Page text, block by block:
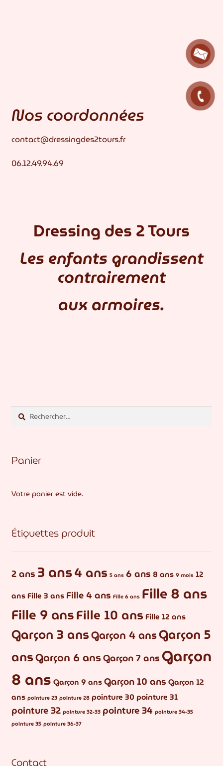
Nos coordonnées
contact@dressingdes2tours.fr
06.12.49.94.69
Dressing des 2 Tours
Les enfants grandissent
contrairement
aux armoires.
Rechercher :
Panier
Votre panier est vide.
Étiquettes produit
2 ans 3 ans4 ans 5 ans 6 ans 8 ans 9 mois 12
ansFille 3 ans Fille 4 ans Fille 6 ans Fille 8 ans
Fille 9 ansFille 10 ans Fille 12 ans
Garçon 3 ansGarçon 4 ansGarçon 5
ansGarçon 6 ansGarçon 7 ansGarçon
8 ans Garçon 9 ansGarçon 10 ans Garçon 12
ans pointure 23 pointure 28 pointure 30 pointure 31
pointure 32 pointure 32-33 pointure 34 pointure 34-35
pointure 35 pointure 36-37
Contact